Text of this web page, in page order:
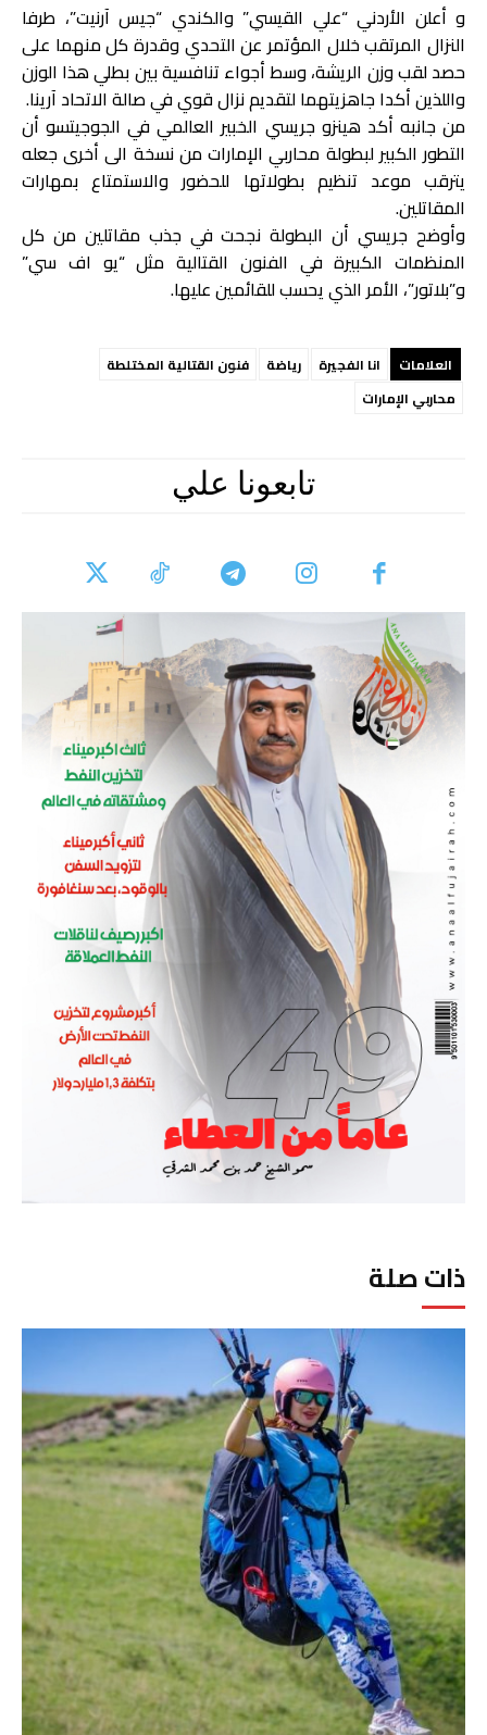
ذات صلة
و أعلن الأردني “علي القيسي” والكندي “جيس آرنيت”، طرفا
النزال المرتقب خلال المؤتمر عن التحدي وقدرة كل منهما على
حصد لقب وزن الريشة، وسط أجواء تنافسية بين بطلي هذا الوزن
واللذين أكدا جاهزيتهما لتقديم نزال قوي في صالة الاتحاد آرينا.
من جانبه أكد هينزو جريسي الخبير العالمي في الجوجيتسو أن
التطور الكبير لبطولة محاربي الإمارات من نسخة الى أخرى جعله
يترقب موعد تنظيم بطولاتها للحضور والاستمتاع بمهارات
المقاتلين.
وأوضح جريسي أن البطولة نجحت في جذب مقاتلين من كل
المنظمات الكبيرة في الفنون القتالية مثل “يو اف سي”
و”بلاتور”، الأمر الذي يحسب للقائمين عليها.
العلامات انا الفجيرة رياضة
فنون القتالية المختلطة
محاربي الإمارات
تابعونا علي